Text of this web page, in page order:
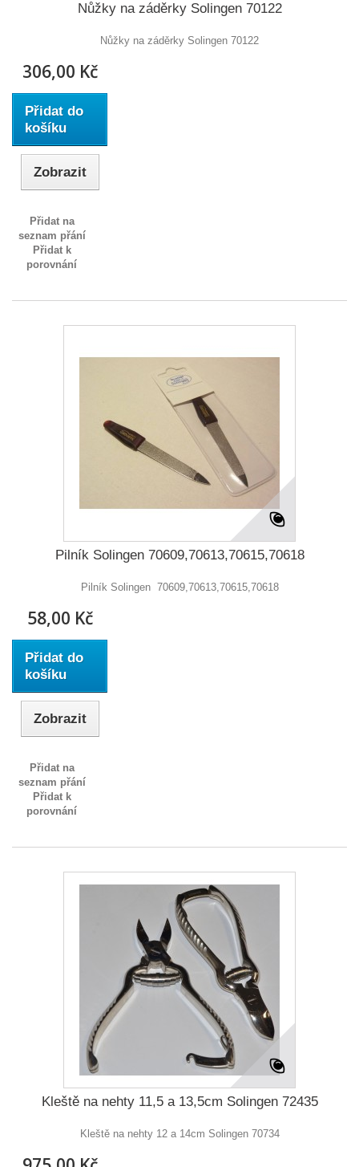
Nůžky na záděrky Solingen 70122
Nůžky na záděrky Solingen 70122
306,00 Kč
Přidat do
košíku
Zobrazit
Přidat na
seznam přání
Přidat k
porovnání
Pilník Solingen 70609,70613,70615,70618
Pilník Solingen 70609,70613,70615,70618
58,00 Kč
Přidat do
košíku
Zobrazit
Přidat na
seznam přání
Přidat k
porovnání
Kleště na nehty 11,5 a 13,5cm Solingen 72435
Kleště na nehty 12 a 14cm Solingen 70734